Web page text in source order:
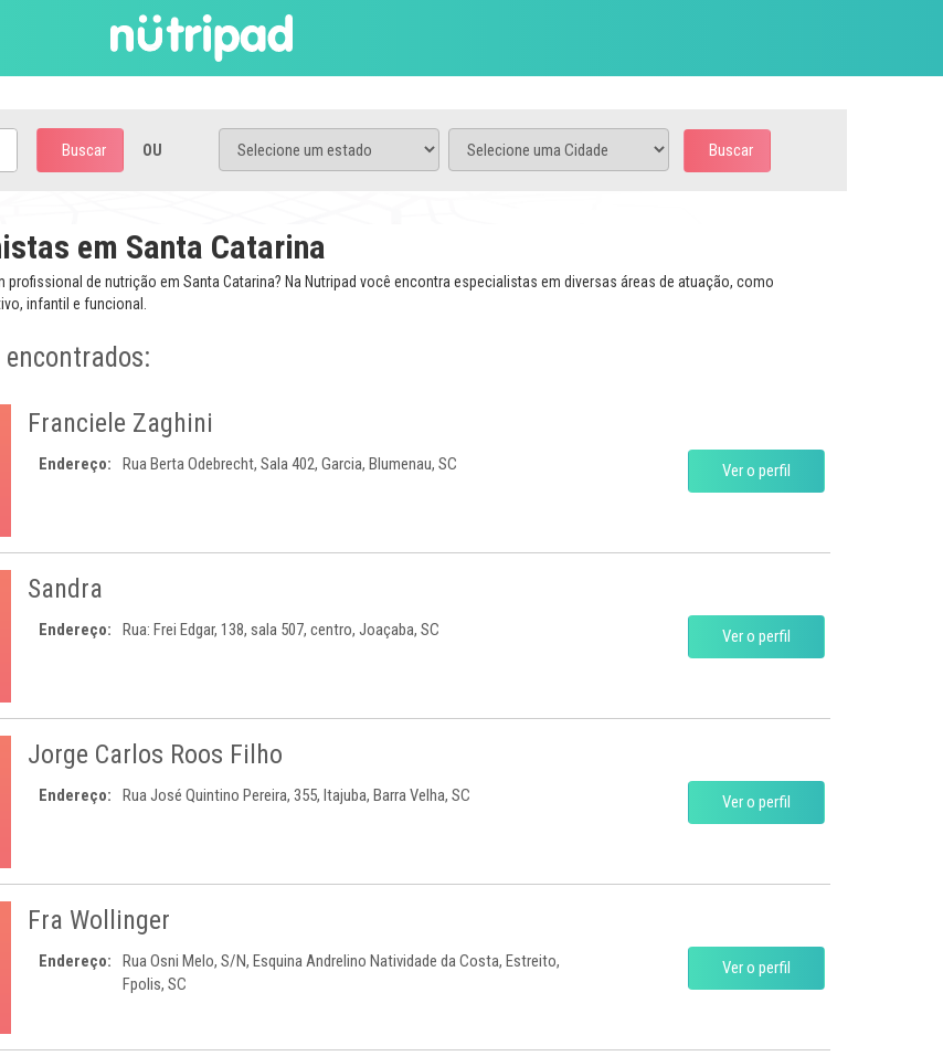
Buscar OU Buscar
em Santa Catarina
profissional de nutrição em Santa Catarina? Na Nutripad você encontra especialistas em diversas áreas de atuação, como
infantil e funcional.
encontrados:
Franciele Zaghini
Endereço: Rua Berta Odebrecht, Sala 402, Garcia, Blumenau, SC Ver o perfil
Sandra
Endereço: Rua: Frei Edgar, 138, sala 507, centro, Joaçaba, SC Ver o perfil
Jorge Carlos Roos Filho
Endereço: Rua José Quintino Pereira, 355, Itajuba, Barra Velha, SC Ver o perfil
Fra Wollinger
Endereço:
Rua Osni Melo, S/N, Esquina Andrelino Natividade da Costa, Estreito,
Fpolis, SC
Ver o perfil